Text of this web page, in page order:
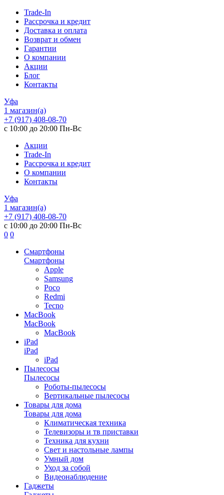
Trade-In
Рассрочка и кредит
Доставка и оплата
Возврат и обмен
Гарантии
О компании
Акции
Блог
Контакты
Уфа
1 магазин(а)
+7 (917) 408-08-70
с 10:00 до 20:00 Пн-Вс
Акции
Trade-In
Рассрочка и кредит
О компании
Контакты
Уфа
1 магазин(а)
+7 (917) 408-08-70
с 10:00 до 20:00 Пн-Вс
0 0
Смартфоны
Смартфоны
Apple
Samsung
Poco
Redmi
Tecno
MacBook
MacBook
MacBook
iPad
iPad
iPad
Пылесосы
Пылесосы
Роботы-пылесосы
Вертикальные пылесосы
Товары для дома
Товары для дома
Климатическая техника
Телевизоры и тв приставки
Техника для кухни
Свет и настольные лампы
Умный дом
Уход за собой
Видеонаблюдение
Гаджеты